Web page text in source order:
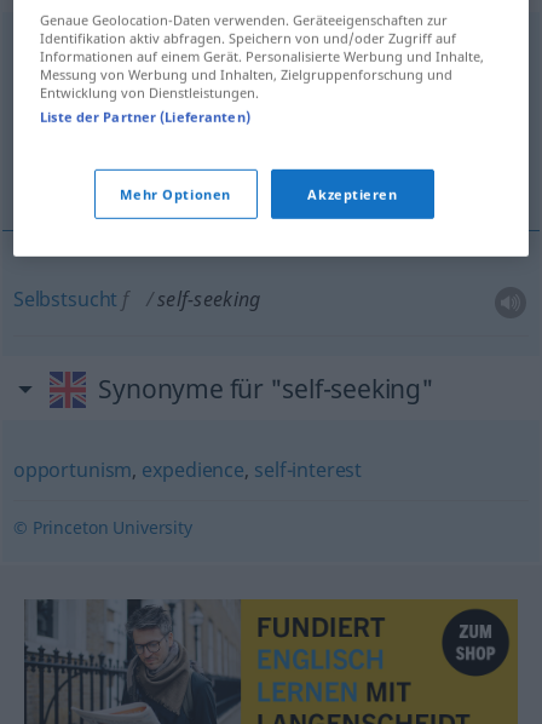
self-seekings
Übersicht aller Übersetzungen
(Für mehr Details die Übersetzung anklicken/antippen)
Selbstsucht
Selbstsucht f self-seeking
Synonyme für "self-seeking"
opportunism, expedience, self-interest
© Princeton University
Genaue Geolocation-Daten verwenden. Geräteeigenschaften zur
Identifikation aktiv abfragen. Speichern von und/oder Zugriff auf
Informationen auf einem Gerät. Personalisierte Werbung und Inhalte,
Messung von Werbung und Inhalten, Zielgruppenforschung und
Entwicklung von Dienstleistungen.
Liste der Partner (Lieferanten)
Mehr Optionen Akzeptieren